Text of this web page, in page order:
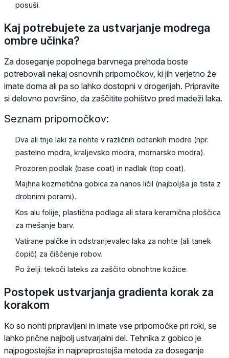
posuši.
Kaj potrebujete za ustvarjanje modrega
ombre učinka?
Za doseganje popolnega barvnega prehoda boste
potrebovali nekaj osnovnih pripomočkov, ki jih verjetno že
imate doma ali pa so lahko dostopni v drogerijah. Pripravite
si delovno površino, da zaščitite pohištvo pred madeži laka.
Seznam pripomočkov:
Dva ali trije laki za nohte v različnih odtenkih modre (npr.
pastelno modra, kraljevsko modra, mornarsko modra).
Prozoren podlak (base coat) in nadlak (top coat).
Majhna kozmetična gobica za nanos ličil (najboljša je tista z
drobnimi porami).
Kos alu folije, plastična podlaga ali stara keramična ploščica
za mešanje barv.
Vatirane palčke in odstranjevalec laka za nohte (ali tanek
čopič) za čiščenje robov.
Po želji: tekoči lateks za zaščito obnohtne kožice.
Postopek ustvarjanja gradienta korak za
korakom
Ko so nohti pripravljeni in imate vse pripomočke pri roki, se
lahko prične najbolj ustvarjalni del. Tehnika z gobico je
najpogostejša in najpreprostejša metoda za doseganje